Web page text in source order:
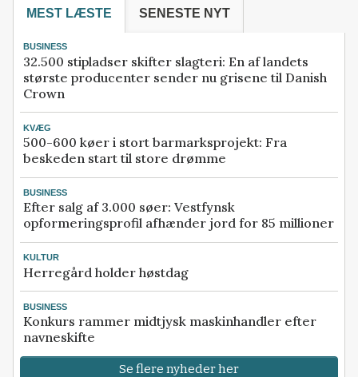
MEST LÆSTE SENESTE NYT
BUSINESS
32.500 stipladser skifter slagteri: En af landets
største producenter sender nu grisene til Danish
Crown
KVÆG
500-600 køer i stort barmarksprojekt: Fra
beskeden start til store drømme
BUSINESS
Efter salg af 3.000 søer: Vestfynsk
opformeringsprofil afhænder jord for 85 millioner
KULTUR
Herregård holder høstdag
BUSINESS
Konkurs rammer midtjysk maskinhandler efter
navneskifte
Se flere nyheder her